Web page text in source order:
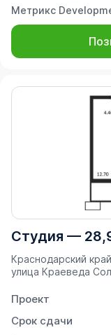
Метрикс
Студия —
Краснодарский
улица Краеведа
Проект
Срок сдачи